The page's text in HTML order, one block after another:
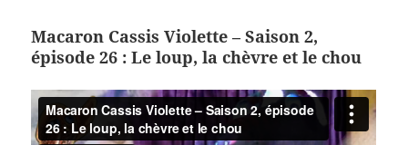
Macaron Cassis Violette – Saison 2,
épisode 26 : Le loup, la chèvre et le chou